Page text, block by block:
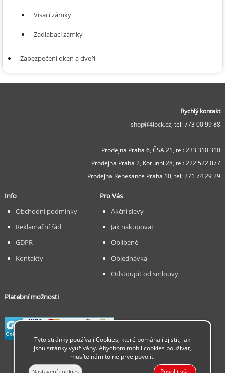
Visací zámky
Zadlabací zámky
Zabezpečení oken a dveří
Rychlý kontakt
shop
4lock.cz, tel: 773 00 99 88
Prodejna Praha 6, ČSA 21, tel: 233 310 310
Prodejna Praha 2, Korunní 28, tel: 222 522 077
Prodejna Renesance Praha 10, tel: 271 74 29 29
Info
Obchodní podmínky
Reklamační řád
GDPR
Kontakty
Pro Vás
Akční slevy
Jak nakupovat
Oblíbené
Objednávka
Odstoupit od smlouvy
Platební možnosti
Tyto stránky používají Cookies, které pomáhají zjistit, jak
jsou stránky využívány. Abychom mohli cookies používat,
musíte nám to nejprve povolit.